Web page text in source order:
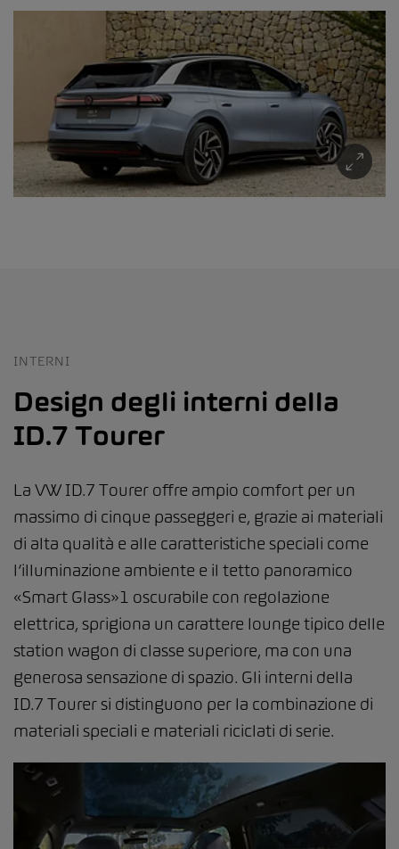
INTERNI
Design degli interni della
ID.7 Tourer
La VW ID.7 Tourer offre ampio comfort per un
massimo di cinque passeggeri e, grazie ai materiali
di alta qualità e alle caratteristiche speciali come
l’illuminazione ambiente e il tetto panoramico
«Smart Glass»1 oscurabile con regolazione
elettrica, sprigiona un carattere lounge tipico delle
station wagon di classe superiore, ma con una
generosa sensazione di spazio. Gli interni della
ID.7 Tourer si distinguono per la combinazione di
materiali speciali e materiali riciclati di serie.